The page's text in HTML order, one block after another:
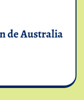
de Australia